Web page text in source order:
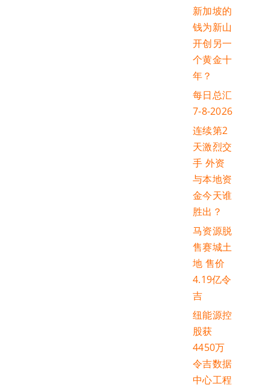
新加坡的
钱为新山
开创另一
个黄金十
年？
每日总汇
7-8-2026
连续第2
天激烈交
手 外资
与本地资
金今天谁
胜出？
马资源脱
售赛城土
地 售价
4.19亿令
吉
纽能源控
股获
4450万
令吉数据
中心工程